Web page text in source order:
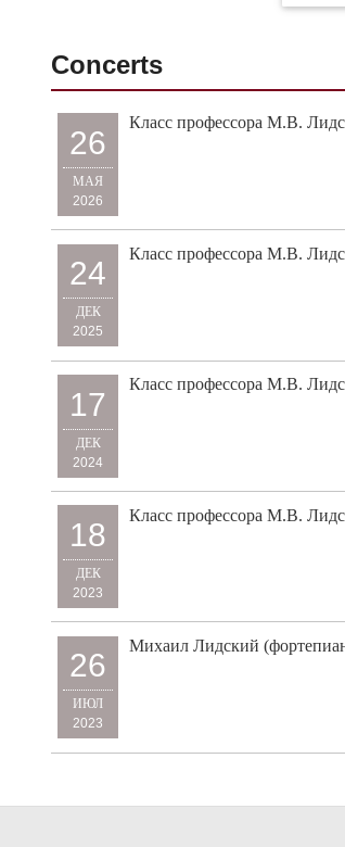
Concerts
26
МАЯ
2026
Класс профессора М.В.
24
ДЕК
2025
Класс профессора М.В.
17
ДЕК
2024
Класс профессора М.В.
18
ДЕК
2023
Класс профессора М.В.
26
ИЮЛ
2023
Михаил Лидский